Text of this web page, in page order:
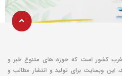
کشور است که حوزه های متنوع خبر و
وبسایت برای تولید و انتشار مطالب و